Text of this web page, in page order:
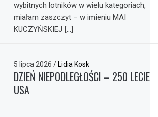
wybitnych lotników w wielu kategoriach,
miałam zaszczyt – w imieniu MAI
KUCZYŃSKIEJ […]
5 lipca 2026/ Lidia Kosk
DZIEŃ NIEPODLEGŁOŚCI – 250 LECIE
USA